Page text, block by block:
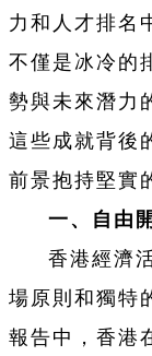
力和人才排名
不僅是冰冷的
勢與未來潛力
這些成就背後
前景抱持堅實
一、自由
香港經濟
場原則和獨特
報告中，香港